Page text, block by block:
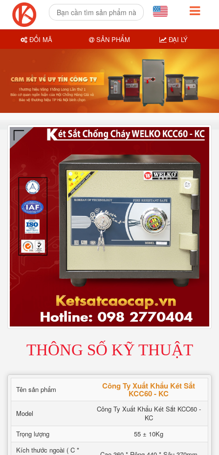
THÔNG SỐ KỸ THUẬT
Tên sản phẩm Công Ty Xuất Khẩu Két Sắt
KCC60 - KC
Model
Công Ty Xuất Khẩu Két Sắt KCC60 -
KC
Trọng lượng
55 ± 10Kg
Kích thước ngoài ( C *
ĐỔI MÃ SẢN PHẨM ĐẠI LÝ